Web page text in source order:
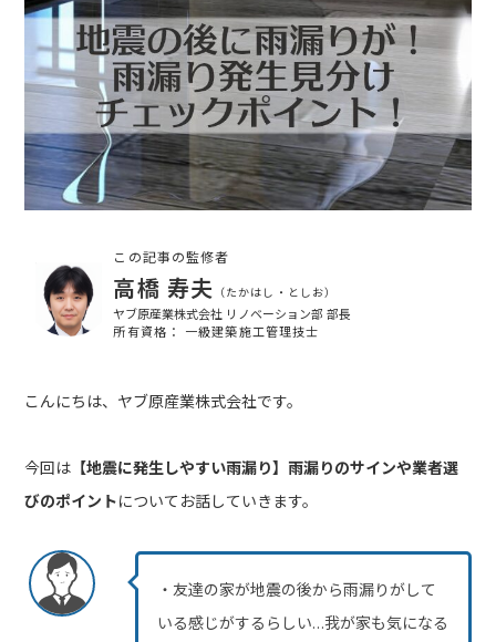
この記事の監修者
高橋 寿夫 （たかはし・としお）
ヤブ原産業株式会社 リノベーション部 部長
所有資格： 一級建築施工管理技士
こんにちは、ヤブ原産業株式会社です。
今回は 【地震に発生しやすい雨漏り】雨漏りのサインや業者選
びのポイントについてお話していきます。
・友達の家が地震の後から雨漏りがして
いる感じがするらしい…我が家も気になる